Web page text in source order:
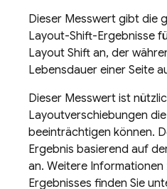
Dieser Messwert gibt die
Layout-Shift-Ergebnisse
Layout Shift an, der
Lebensdauer einer Seite
Dieser Messwert ist
Layoutverschiebungen
beeinträchtigen können.
Ergebnis basierend auf
an. Weitere
Ergebnisses finden Sie